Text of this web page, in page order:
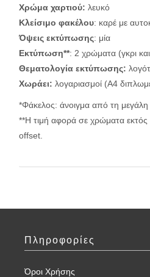
Χρώμα χαρτιού: λευκό
Κλείσιμο φακέλου: καρέ με
Όψεις εκτύπωσης: μία
Εκτύπωση**: 2 χρώματα (γκρι
Θεματολογία εκτύπωσης:
Χωράει: λογαριασμοί (Α4
*Φάκελος: άνοιγμα από τη
**Η τιμή αφορά σε χρώματα
offset.
Πληροφορίες
Όροι Χρήσης